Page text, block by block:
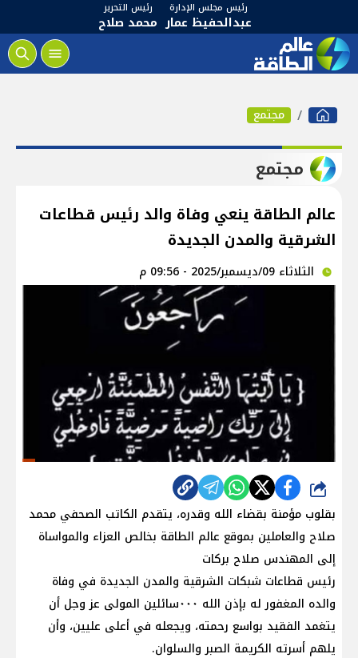
رئيس مجلس الإدارة
عبدالحفيظ عمار
رئيس التحرير
محمد صلاح
مجتمع
مجتمع
عالم الطاقة ينعي وفاة والد رئيس قطاعات
الشرقية والمدن الجديدة
الثلاثاء 09/ديسمبر/2025 - 09:56 م
شارك
بقلوب مؤمنة بقضاء الله وقدره، يتقدم الكاتب الصحفي محمد
صلاح والعاملين بموقع عالم الطاقة بخالص العزاء والمواساة
إلى المهندس صلاح بركات
رئيس قطاعات شبكات الشرقية والمدن الجديدة في وفاة
والده المغفور له بإذن الله ٠٠٠سائلين المولى عز وجل أن
يتغمد الفقيد بواسع رحمته، ويجعله في أعلى عليين، وأن
يلهم أسرته الكريمة الصبر والسلوان.